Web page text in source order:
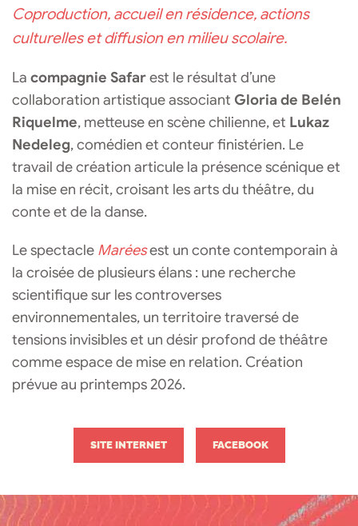
Coproduction, accueil en résidence, actions
culturelles et diffusion en milieu scolaire.
La compagnie Safarest le résultat d’une
collaboration artistique associant Gloria de Belén
Riquelme, metteuse en scène chilienne, et Lukaz
Nedeleg, comédien et conteur finistérien. Le
travail de création articule la présence scénique et
la mise en récit, croisant les arts du théâtre, du
conte et de la danse.
Le spectacle Maréesest un conte contemporain à
la croisée de plusieurs élans : une recherche
scientifique sur les controverses
environnementales, un territoire traversé de
tensions invisibles et un désir profond de théâtre
comme espace de mise en relation. Création
prévue au printemps 2026.
SITE INTERNET FACEBOOK